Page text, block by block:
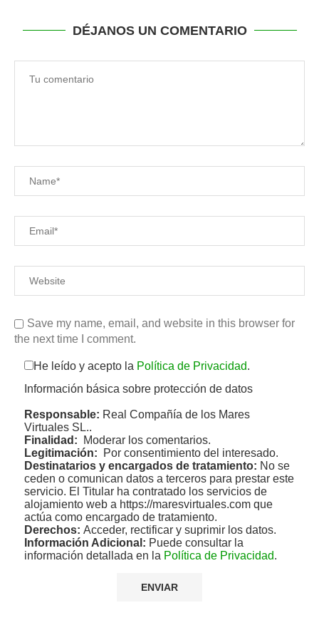
DÉJANOS UN COMENTARIO
Save my name, email, and website in this browser for
the next time I comment.
He leído y acepto la Política de Privacidad.
Información básica sobre protección de datos
Responsable: Real Compañía de los Mares
Virtuales SL..
Finalidad: Moderar los comentarios.
Legitimación: Por consentimiento del interesado.
Destinatarios y encargados de tratamiento: No se
ceden o comunican datos a terceros para prestar este
servicio. El Titular ha contratado los servicios de
alojamiento web a https://maresvirtuales.com que
actúa como encargado de tratamiento.
Derechos: Acceder, rectificar y suprimir los datos.
Información Adicional: Puede consultar la
información detallada en la Política de Privacidad.